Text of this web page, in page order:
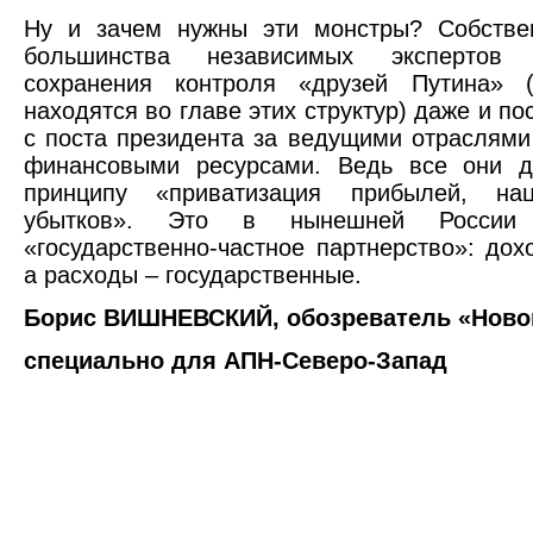
Ну и зачем нужны эти монстры?
большинства независимых
сохранения контроля «друзей Путина»
находятся во главе этих структур) даже и
с поста президента за ведущими
финансовыми ресурсами. Ведь все они
принципу «приватизация прибылей,
убытков». Это в нынешней России
«государственно-частное партнерство»:
а расходы – государственные.
Борис ВИШНЕВСКИЙ, обозреватель
специально для АПН-Северо-Запад